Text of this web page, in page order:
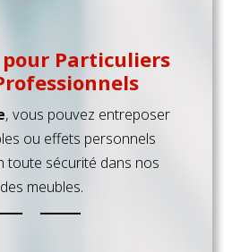
Particuliers
, vous pouvez entreposer
ou effets personnels
toute sécurité dans nos
meubles.